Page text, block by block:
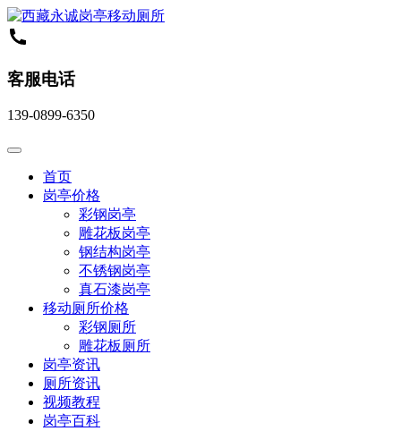
客服电话
139-0899-6350
首页
岗亭价格
彩钢岗亭
雕花板岗亭
钢结构岗亭
不锈钢岗亭
真石漆岗亭
移动厕所价格
彩钢厕所
雕花板厕所
岗亭资讯
厕所资讯
视频教程
岗亭百科